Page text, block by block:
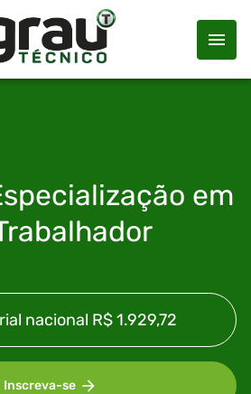
em
nacional R$ 1.929,72
Inscreva-se